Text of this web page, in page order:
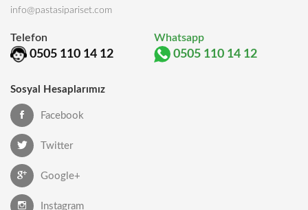
info@pastasipariset.com
Telefon
0505 110 14 12
Whatsapp
0505 110 14 12
Sosyal Hesaplarımız
Facebook
Twitter
Google+
Instagram